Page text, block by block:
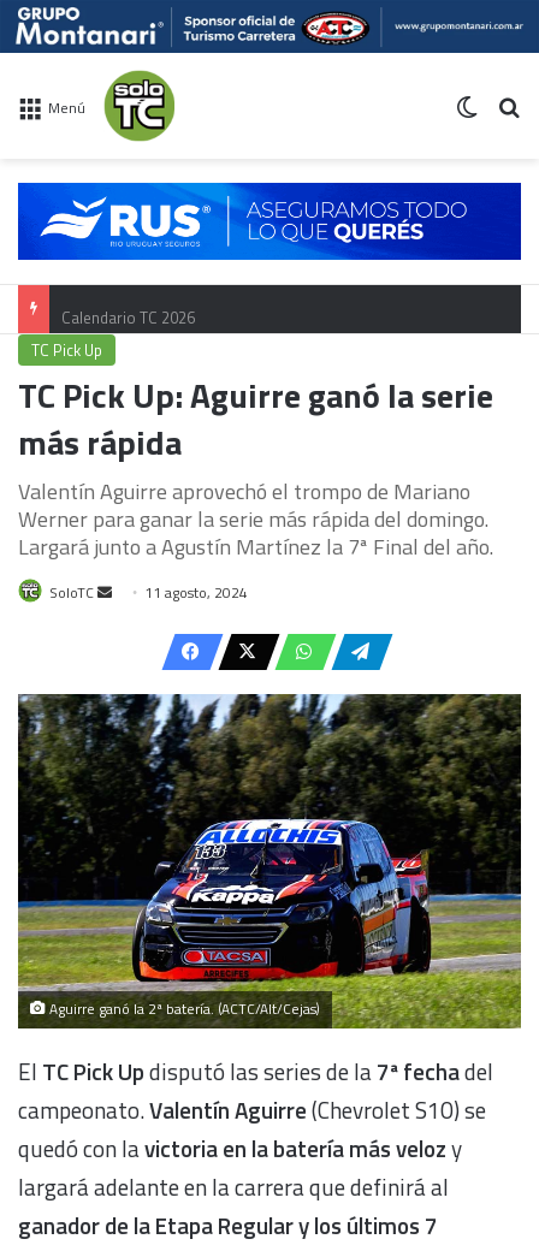
Menú
Calendario TC 2026
TC Pick Up
TC Pick Up: Aguirre ganó la serie
más rápida
Valentín Aguirre aprovechó el trompo de Mariano
Werner para ganar la serie más rápida del domingo.
Largará junto a Agustín Martínez la 7ª Final del año.
SoloTC
Send 11 agosto, 2024
Aguirre ganó la 2ª batería. (ACTC/Alt/Cejas)
El TC Pick Updisputó las series de la7ª fechadel
campeonato.Valentín Aguirre(Chevrolet S10) se
quedó con lavictoria en la batería más velozy
largará adelante en la carrera que definirá al
ganador de la Etapa Regular y los últimos 7